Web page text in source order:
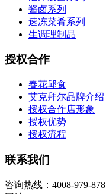
酱卤系列
速冻菜肴系列
生调理制品
授权合作
春花邱食
艾克拜尔品牌介绍
授权合作店形象
授权优势
授权流程
联系我们
咨询热线：4008-979-878